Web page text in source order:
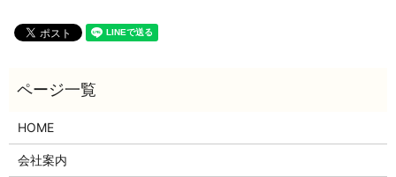
HOME
会社案内